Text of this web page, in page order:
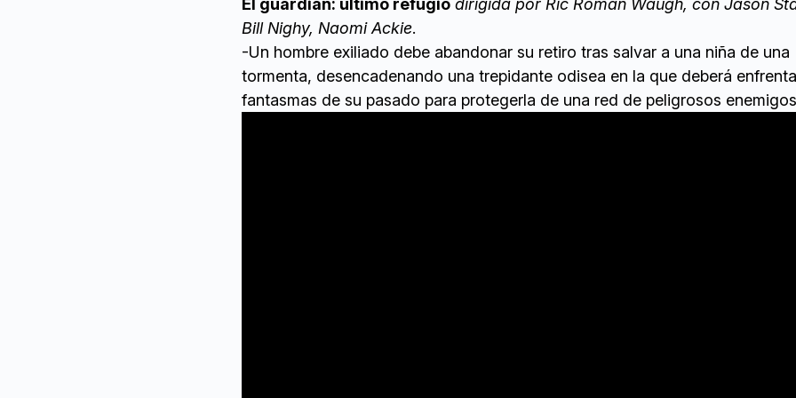
Bill Nighy, Naomi Ackie.
-Un hombre exiliado debe abandonar su retiro tras salvar a una niña de una
tormenta, desencadenando una trepidante odisea en la que deberá
fantasmas de su pasado para protegerla de una red de peligrosos